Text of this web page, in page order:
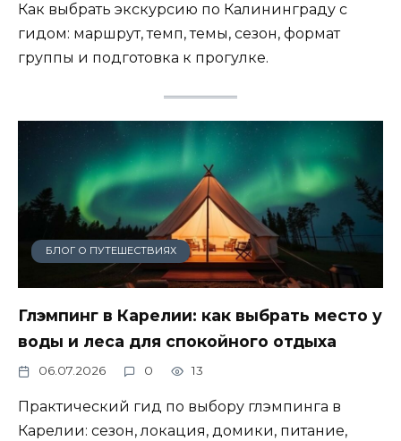
Как выбрать экскурсию по Калининграду с
гидом: маршрут, темп, темы, сезон, формат
группы и подготовка к прогулке.
БЛОГ О ПУТЕШЕСТВИЯХ
Глэмпинг в Карелии: как выбрать место у
воды и леса для спокойного отдыха
06.07.2026 0 13
Практический гид по выбору глэмпинга в
Карелии: сезон, локация, домики, питание,